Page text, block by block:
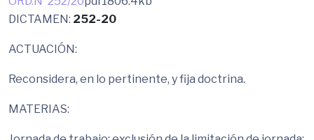
DICTAMEN: 252-20
ACTUACIÓN:
Reconsidera, en lo pertinente, y fija doctrina.
MATERIAS: